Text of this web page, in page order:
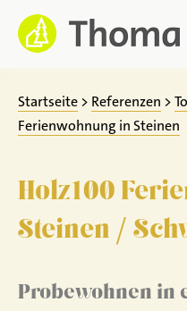
Zum
Inhalt
springen
Startseite > Referenzen >
Ferienwohnung in Steinen
Holz100
Steinen /
Probewohnen in